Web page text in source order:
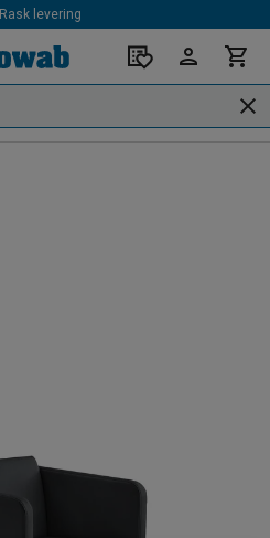
Rask levering